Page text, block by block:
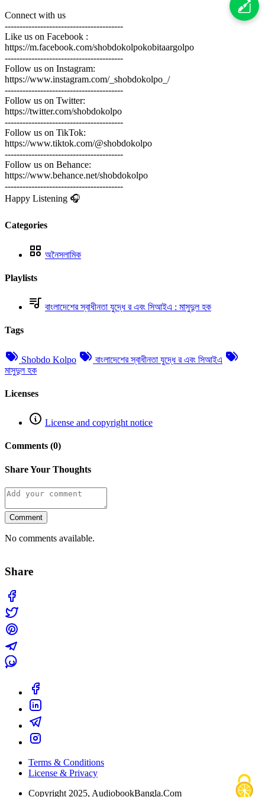
Connect with us
----------------------------------------
Like us on Facebook :
https://m.facebook.com/shobdokolpokobitaargolpo
----------------------------------------
Follow us on Instagram:
https://www.instagram.com/_shobdokolpo_/
----------------------------------------
Follow us on Twitter:
https://twitter.com/shobdokolpo
----------------------------------------
Follow us on TikTok:
https://www.tiktok.com/@shobdokolpo
----------------------------------------
Follow us on Behance:
https://www.behance.net/shobdokolpo
----------------------------------------
Happy Listening 🎧
Categories
অনৈসলামিক
Playlists
বাংলাদেশের স্বাধীনতা যুদ্ধে র এবং সিআইএ : মাসুদুল হক
Tags
Shobdo Kolpo
বাংলাদেশের স্বাধীনতা যুদ্ধে র এবং সিআইএ
মাসুদুল হক
Licenses
License and copyright notice
Comments (0)
Share Your Thoughts
Comment
No comments available.
Share
Terms & Conditions
License & Privacy
Copyright 2025, AudiobookBangla.Com